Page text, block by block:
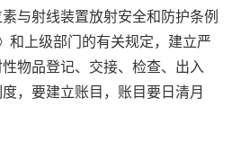
与射线装置放射安全和防护条例
和上级部门的有关规定，建立严
物品登记、交接、检查、出入
，要建立账目，账目要日清月